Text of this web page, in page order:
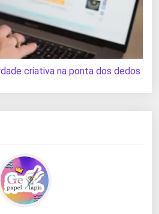
criativa na ponta dos dedos